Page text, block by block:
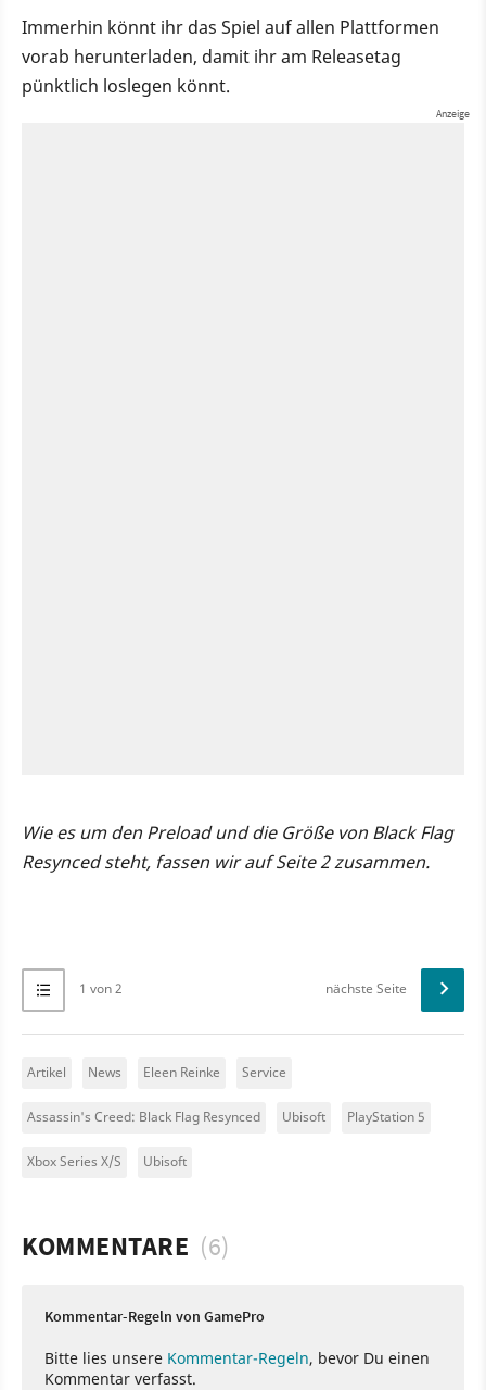
Immerhin könnt ihr das Spiel auf allen Plattformen
vorab herunterladen, damit ihr am Releasetag
pünktlich loslegen könnt.
Wie es um den Preload und die Größe von Black Flag
Resynced steht, fassen wir auf Seite 2 zusammen.
1 von 2 nächste Seite
Artikel News Eleen Reinke Service
Assassin's Creed: Black Flag Resynced Ubisoft PlayStation 5
Xbox Series X/S Ubisoft
KOMMENTARE (6)
Kommentar-Regeln von GamePro
Bitte lies unsere Kommentar-Regeln, bevor Du einen
Kommentar verfasst.